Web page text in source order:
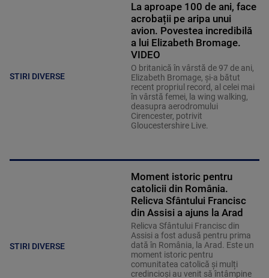
STIRI DIVERSE
La aproape 100 de ani, face
acrobații pe aripa unui
avion. Povestea incredibilă
a lui Elizabeth Bromage.
VIDEO
O britanică în vârstă de 97 de ani,
Elizabeth Bromage, şi-a bătut
recent propriul record, al celei mai
în vârstă femei, la wing walking,
deasupra aerodromului
Cirencester, potrivit
Gloucestershire Live.
STIRI DIVERSE
Moment istoric pentru
catolicii din România.
Relicva Sfântului Francisc
din Assisi a ajuns la Arad
Relicva Sfântului Francisc din
Assisi a fost adusă pentru prima
dată în România, la Arad. Este un
moment istoric pentru
comunitatea catolică și mulți
credincioși au venit să întâmpine